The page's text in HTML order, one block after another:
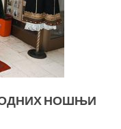
НОШЊИ